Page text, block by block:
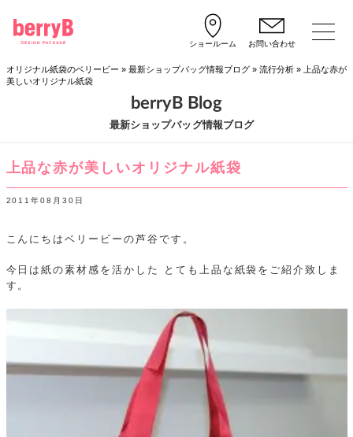
ショールーム お問い合わせ
オリジナル紙袋のベリービー » 最新ショップバッグ情報ブログ» 流行分析»
上品な赤が
美しいオリジナル紙袋
最新ショップバッグ情報ブログ
berryB Blog
上品な赤が美しいオリジナル紙袋
2011年08月30日
こんにちはベリービーの芦谷です。
今日は紙の素材感を活かした
とても上品な紙袋をご紹介致しま
す。